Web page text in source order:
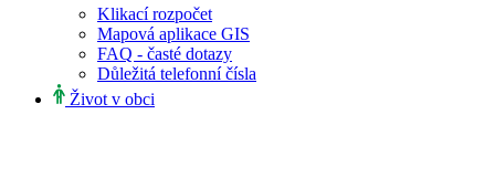
Klikací rozpočet
Mapová aplikace GIS
FAQ - časté dotazy
Důležitá telefonní čísla
Život v obci